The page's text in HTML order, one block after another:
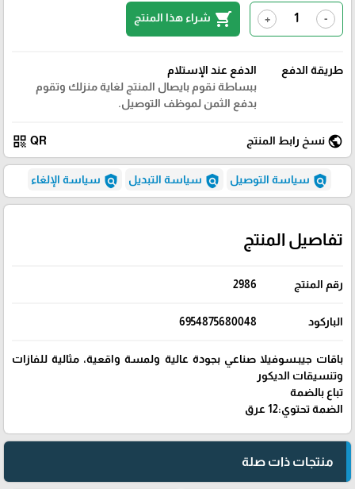
-
+
shopping_cart شراء هذا المنتج
طريقة الدفع
الدفع عند الإستلام
ببساطة نقوم بايصال المنتج لغاية منزلك وتقوم
بدفع الثمن لموظف التوصيل.
public نسخ رابط المنتج QR
qr_code
policy سياسة التوصيل policy سياسة التبديل policy سياسة الإلغاء
تفاصيل المنتج
رقم المنتج 2986
الباركود 6954875680048
باقات جيبـسوفيلا صناعي بجودة عالية ولمسة واقعية، مثالية للفازات
وتنسيقات الديكور
تباع بالضمة
الضمة تحتوي:12 عرق
منتجات ذات صلة